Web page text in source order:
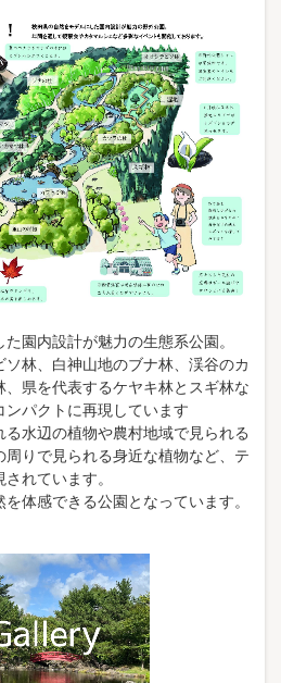
園内設計が魅力の生態系公園。
林、白神山地のブナ林、渓谷のカ
県を代表するケヤキ林とスギ林な
ンパクトに再現しています
水辺の植物や農村地域で見られる
りで見られる身近な植物など、テ
れています。
体感できる公園となっています。